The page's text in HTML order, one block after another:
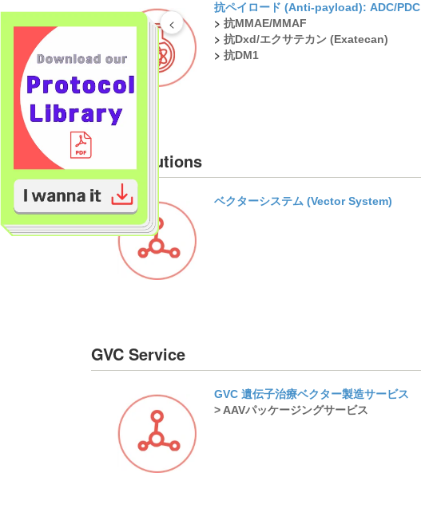
抗ペイロード (Anti-payload): ADC/PDC
>抗MMAE/MMAF
>抗Dxd/エクサテカン (Exatecan)
>抗DM1
GCT Solutions
ベクターシステム (Vector System)
GVC Service
GVC 遺伝子治療ベクター製造サービス
> AAVパッケージングサービス
<